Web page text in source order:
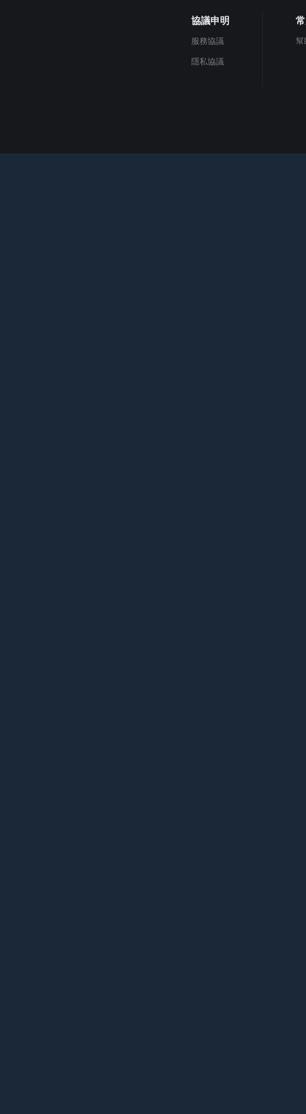
協議申明
服務協議
隱私協議
幫